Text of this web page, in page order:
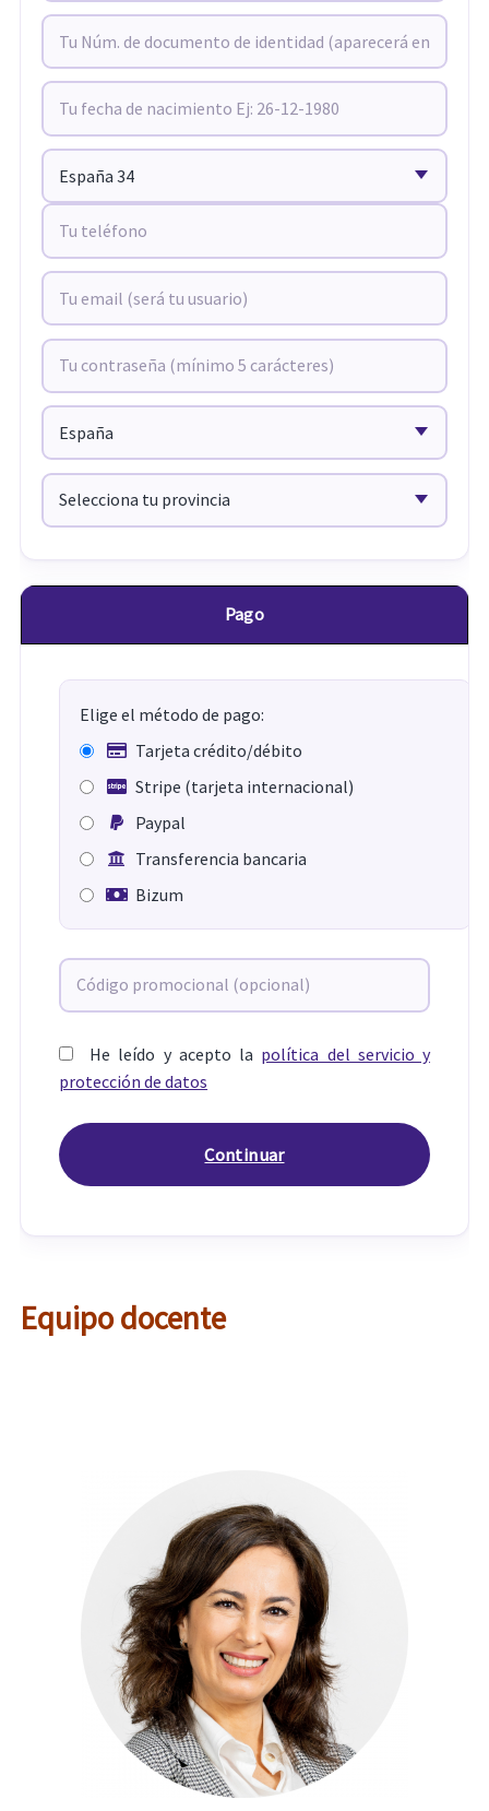
Pago
Elige el método de pago:
Tarjeta crédito/débito
Stripe (tarjeta internacional)
Paypal
Transferencia bancaria
Bizum
He leído y acepto la política del servicio y
protección de datos
Equipo docente